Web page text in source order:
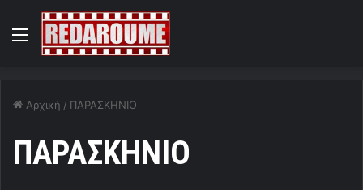
Menu
Αρχική / ΠΑΡΑΣΚΗΝΙΟ
ΠΑΡΑΣΚΗΝΙΟ